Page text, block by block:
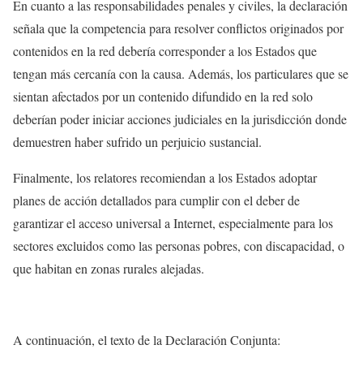
En cuanto a las responsabilidades penales y civiles, la declaración
señala que la competencia para resolver conflictos originados por
contenidos en la red debería corresponder a los Estados que
tengan más cercanía con la causa. Además, los particulares que se
sientan afectados por un contenido difundido en la red solo
deberían poder iniciar acciones judiciales en la jurisdicción donde
demuestren haber sufrido un perjuicio sustancial.
Finalmente, los relatores recomiendan a los Estados adoptar
planes de acción detallados para cumplir con el deber de
garantizar el acceso universal a Internet, especialmente para los
sectores excluidos como las personas pobres, con discapacidad, o
que habitan en zonas rurales alejadas.
A continuación, el texto de la Declaración Conjunta: